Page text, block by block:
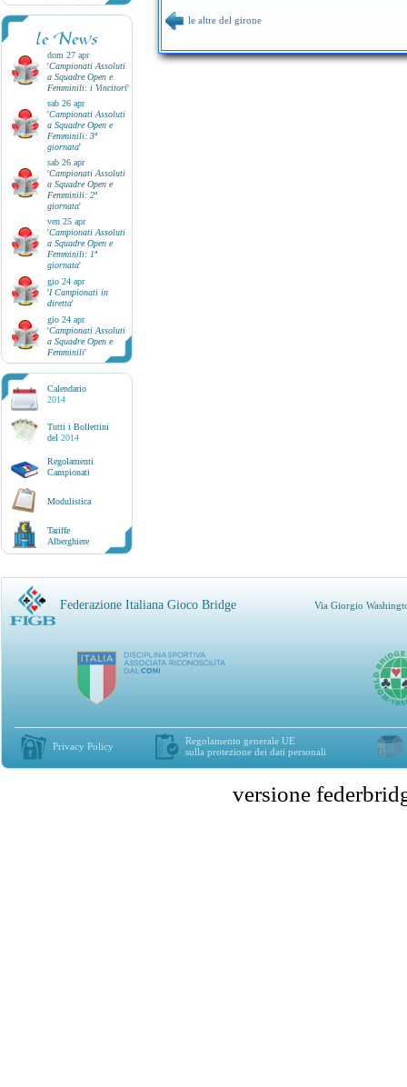
le News
dom 27 apr
'Campionati Assoluti
a Squadre Open e
Femminili: i Vincitori'
sab 26 apr
'Campionati Assoluti
a Squadre Open e
Femminili: 3ª
giornata'
sab 26 apr
'Campionati Assoluti
a Squadre Open e
Femminili: 2ª
giornata'
ven 25 apr
'Campionati Assoluti
a Squadre Open e
Femminili: 1ª
giornata'
gio 24 apr
'I Campionati in
diretta'
gio 24 apr
'Campionati Assoluti
a Squadre Open e
Femminili'
Calendario
2014
Tutti i Bollettini
del 2014
Regolamenti
Campionati
Modulistica
Tariffe
Alberghiere
le altre del girone
Federazione Italiana Gioco Bridge Via Giorgio
Privacy Policy
Regolamento generale UE
sulla protezione dei dati personali
versione